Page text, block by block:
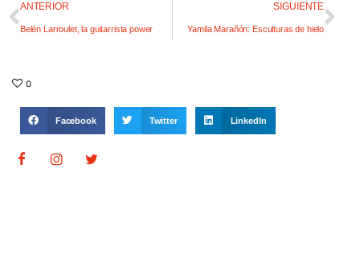
ANTERIOR
Belén Larroulet, la guitarrista power
SIGUIENTE
Yamila Marañón: Esculturas de hielo
0
Facebook Twitter LinkedIn